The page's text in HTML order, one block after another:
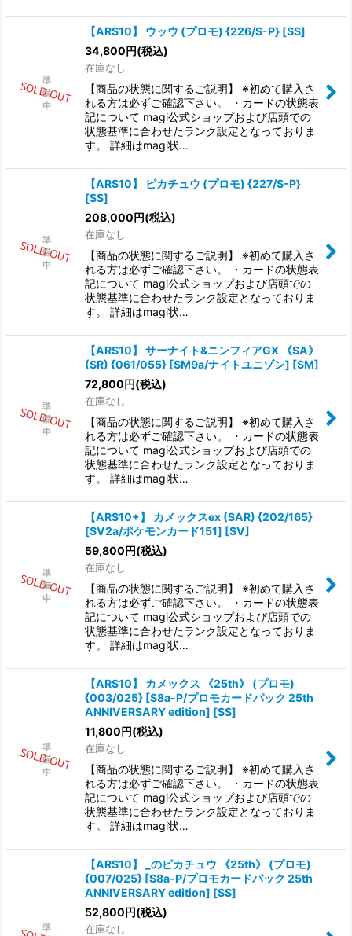
【ARS10】 ウッウ (プロモ) {226/S-P} [SS]
34,800円(税込)
在庫なし
【商品の状態に関するご説明】 ※初めて購入さ
れる方は必ずご確認下さい。 ・カードの状態表
記について magi公式ショップおよび店頭での
状態基準に合わせたランク設定となっておりま
す。 詳細はmagi状…
【ARS10】 ピカチュウ (プロモ) {227/S-P}
[SS]
208,000円(税込)
在庫なし
【商品の状態に関するご説明】 ※初めて購入さ
れる方は必ずご確認下さい。 ・カードの状態表
記について magi公式ショップおよび店頭での
状態基準に合わせたランク設定となっておりま
す。 詳細はmagi状…
【ARS10】 サーナイト&ニンフィアGX 《SA》
(SR) {061/055} [SM9a/ナイトユニゾン] [SM]
72,800円(税込)
在庫なし
【商品の状態に関するご説明】 ※初めて購入さ
れる方は必ずご確認下さい。 ・カードの状態表
記について magi公式ショップおよび店頭での
状態基準に合わせたランク設定となっておりま
す。 詳細はmagi状…
【ARS10+】 カメックスex (SAR) {202/165}
[SV2a/ポケモンカード151] [SV]
59,800円(税込)
在庫なし
【商品の状態に関するご説明】 ※初めて購入さ
れる方は必ずご確認下さい。 ・カードの状態表
記について magi公式ショップおよび店頭での
状態基準に合わせたランク設定となっておりま
す。 詳細はmagi状…
【ARS10】 カメックス 《25th》 (プロモ)
{003/025} [S8a-P/プロモカードパック 25th
ANNIVERSARY edition] [SS]
11,800円(税込)
在庫なし
【商品の状態に関するご説明】 ※初めて購入さ
れる方は必ずご確認下さい。 ・カードの状態表
記について magi公式ショップおよび店頭での
状態基準に合わせたランク設定となっておりま
す。 詳細はmagi状…
【ARS10】 _のピカチュウ 《25th》 (プロモ)
{007/025} [S8a-P/プロモカードパック 25th
ANNIVERSARY edition] [SS]
52,800円(税込)
在庫なし